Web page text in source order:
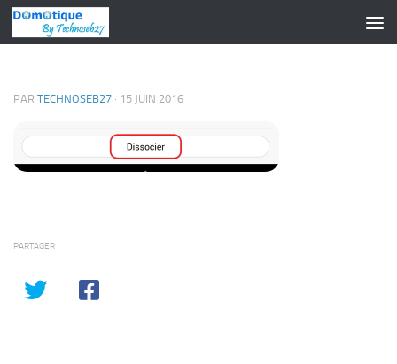
Skip to content
PAR TECHNOSEB27 · 15 JUIN 2016
PARTAGER